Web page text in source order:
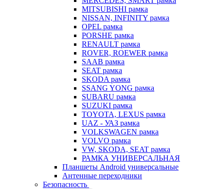
MITSUBISHI рамка
NISSAN, INFINITY рамка
OPEL рамка
PORSHE рамка
RENAULT рамка
ROVER, ROEWER рамка
SAAB рамка
SEAT рамка
SKODA рамка
SSANG YONG рамка
SUBARU рамка
SUZUKI рамка
TOYOTA, LEXUS рамка
UAZ - УАЗ рамка
VOLKSWAGEN рамка
VOLVO рамка
VW, SKODA, SEAT рамка
РАМКА УНИВЕРСАЛЬНАЯ
Планшеты Android универсальные
Антенные переходники
Безопасность